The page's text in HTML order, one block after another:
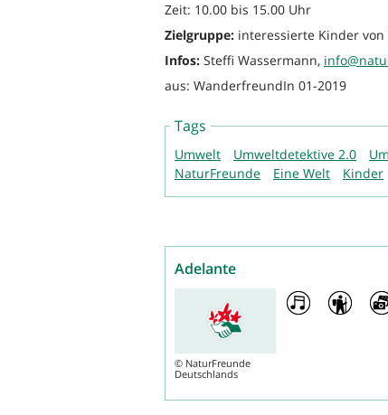
Zeit: 10.00 bis 15.00 Uhr
Zielgruppe: interessierte Kinder von
Infos: Steffi Wassermann,
aus: WanderfreundIn 01-2019
Tags
Umwelt Umweltdetektive 2.0
NaturFreunde
Eine Welt Kinder
Adelante
© NaturFreunde
Deutschlands